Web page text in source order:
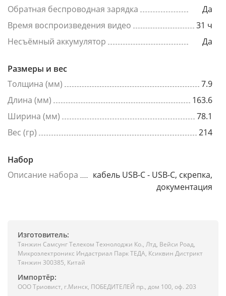
Обратная беспроводная зарядка
Да
Время воспроизведения видео
31 ч
Несъёмный аккумулятор
Да
Размеры и вес
Толщина (мм)
7.9
Длина (мм)
163.6
Ширина (мм)
78.1
Вес (гр)
214
Набор
Описание набора
кабель USB-C - USB-C, скрепка,
документация
Изготовитель:
Тянжин Самсунг Телеком Технолоджи Ко., Лтд, Вейси Роад,
Микроэлектроникс Индастриал Парк ТЕДА, Ксиквин Дистрикт
Тянжин 300385, Китай
Импортёр:
ООО Триовист, г.Минск, ПОБЕДИТЕЛЕЙ пр., дом 100, оф. 203